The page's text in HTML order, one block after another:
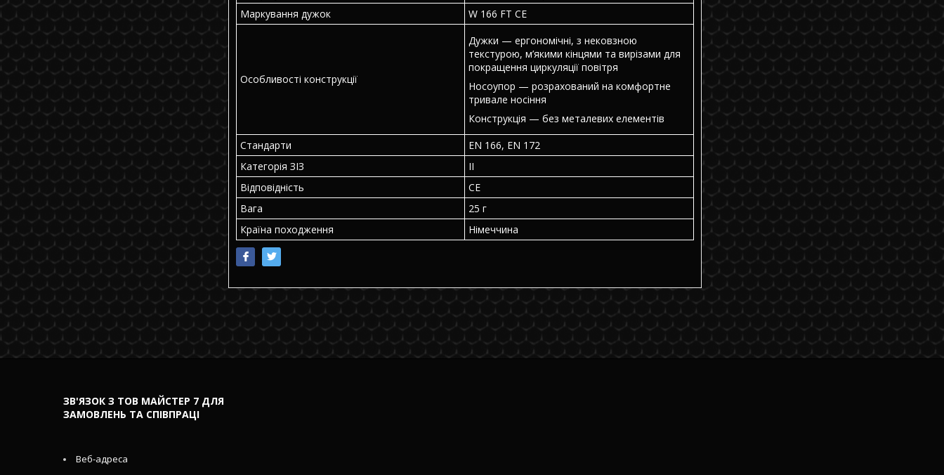
Маркування дужок
W 166 FT CE
Особливості конструкції
Дужки — ергономічні, з нековзною
текстурою, м’якими кінцями та вирізами для
покращення циркуляції повітря
Носоупор — розрахований на комфортне
тривале носіння
Конструкція — без металевих елементів
Стандарти
EN 166, EN 172
Категорія ЗІЗ
II
Відповідність
CE
Вага
25 г
Країна походження
Німеччина
ЗВ'ЯЗОК З ТОВ МАЙСТЕР 7 ДЛЯ
ЗАМОВЛЕНЬ ТА СПІВПРАЦІ
Веб-адреса